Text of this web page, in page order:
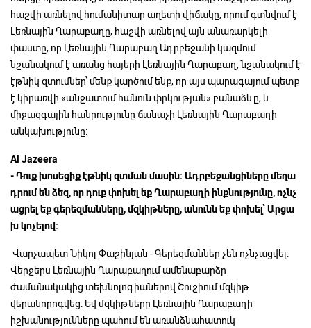
հաշվի առնելով հումանիտար աղետի վիճակը, որում գտնվում է
Լեռնային Ղարաբաղը, հաշվի առնելով այն անառարկելի
փաստը, որ Լեռնային Ղարաբաղ Ադրբեջանի կազմում
նշանակում է առանց հայերի Լեռնային Ղարաբաղ, նշանակում է
էթնիկ զտումներ՝ մենք կարծում ենք, որ այս պարագայում պետք
է կիրառվի «անջատում հանուն փրկության» բանաձևը, և
միջազգային հանրությունը ճանաչի Լեռնային Ղարաբաղի
անկախությունը:
Al Jazeera
-Դուք խոսեցիք էթնիկզտմանմասին: Ադրբեջանցիներըմեղա
դրումենձեզ,որդուքփոխել եքՂարաբաղի ինքնությունը,ոչնչ
ացրել եքգերեզմանները,մզկիթները,անուննեքփոխել՝Արցա
խկոչելով:
Վարչապետ Նիկոլ Փաշինյան - Գերեզմաններ չեն ոչնչացվել:
Վերջերս Լեռնային Ղարաբաղում ամենաբարձր
ժամանակակից տեխնոլոգիաներով Շուշիում մզկիթ
վերանորոգվեց: Եվ մզկիթները Լեռնային Ղարաբաղի
իշխանությունները պահում են առանձնահատուկ